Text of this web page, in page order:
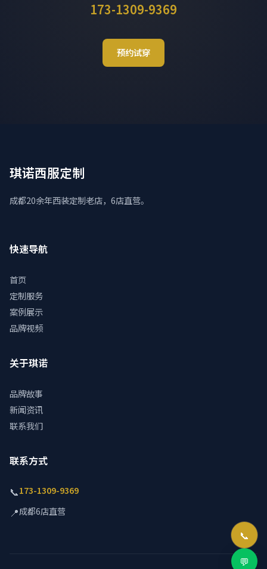
173-1309-9369
预约试穿
琪诺西服定制
成都20余年西装定制老店，6店直营。
快速导航
首页
定制服务
案例展示
品牌视频
关于琪诺
品牌故事
新闻资讯
联系我们
联系方式
📞173-1309-9369
📍成都6店直营
📞
💬